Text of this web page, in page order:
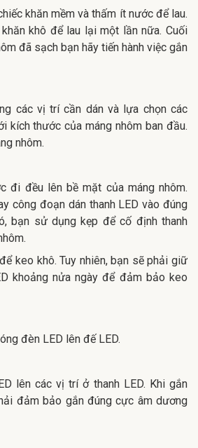
khăn mềm và thấm ít nước để lau.
khô để lau lại một lần nữa. Cuối
đã sạch bạn hãy tiến hành việc gắn
các vị trí cần dán và lựa chọn các
kích thước của máng nhôm ban đầu.
nhôm.
đi đều lên bề mặt của máng nhôm.
công đoạn dán thanh LED vào đúng
bạn sử dụng kẹp để cố định thanh
keo khô. Tuy nhiên, bạn sẽ phải giữ
khoảng nửa ngày để đảm bảo keo
đèn LED lên đế LED.
lên các vị trí ở thanh LED. Khi gắn
đảm bảo gắn đúng cực âm dương